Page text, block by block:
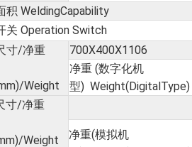
积 WeldingCapability
关 Operation Switch
寸/净重
Weight
700X400X1106
净重 (数字化机
型) Weight(DigitalType)
寸/净重
Weight
净重(模拟机